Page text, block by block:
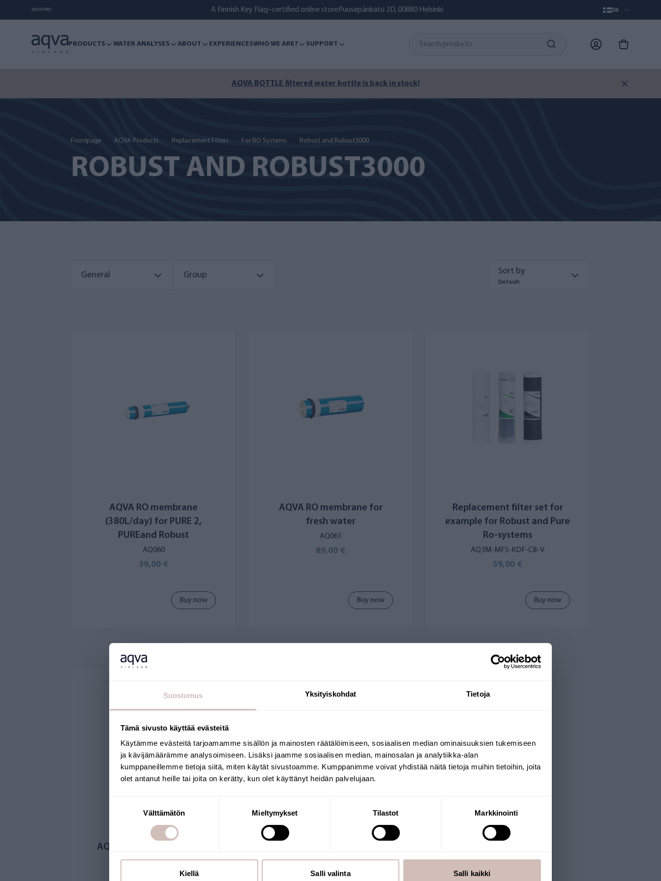
Suostumus Yksityiskohdat Tietoja
Tämä sivusto käyttää evästeitä
Käytämme evästeitä tarjoamamme sisällön ja mainosten räätälöimiseen, sosiaalisen median ominaisuuksien tukemiseen
ja kävijämäärämme analysoimiseen. Lisäksi jaamme sosiaalisen median, mainosalan ja analytiikka-alan
kumppaneillemme tietoja siitä, miten käytät sivustoamme. Kumppanimme voivat yhdistää näitä tietoja muihin tietoihin, joita
olet antanut heille tai joita on kerätty, kun olet käyttänyt heidän palvelujaan.
Välttämätön Mieltymykset Tilastot Markkinointi
Kiellä Salli valinta Salli kaikki
A Finnish Key Flag–certified online storePuusepänkatu 2D, 00880 Helsinki EN
PRODUCTS WATER ANALYSES ABOUT EXPERIENCESWHO WE ARE? SUPPORT
Summer isn’t over yet – ensure clean lake, seawater or well water.
Frontpage AQVA Products Replacement Filters For RO Systems Robust and Robust3000
ROBUST AND ROBUST3000
General Group Sort by
Default
AQVA RO membrane
(380L/day) for PURE 2,
PUREand Robust
AQ060
39,00 €
Buy now
AQVA RO membrane for
fresh water
AQ061
89,00 €
Buy now
Replacement filter set for
example for Robust and Pure
Ro-systems
AQ3M-MF5-KDF-CB-V
59,00 €
Buy now
AQVA Active Carbon Block
10 inch BB / L-size
Select your shipping country and language to
continu
Shipping country
Language